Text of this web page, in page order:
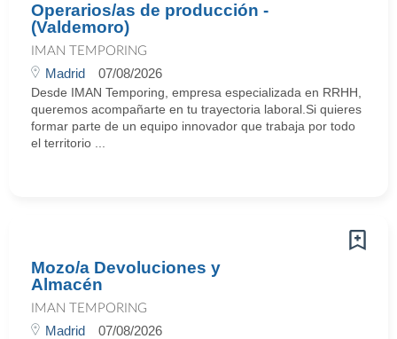
Operarios/as de producción -
(Valdemoro)
IMAN TEMPORING
Madrid 07/08/2026
Desde IMAN Temporing, empresa especializada en RRHH,
queremos acompañarte en tu trayectoria laboral.Si quieres
formar parte de un equipo innovador que trabaja por todo
el territorio ...
Mozo/a Devoluciones y
Almacén
IMAN TEMPORING
Madrid 07/08/2026